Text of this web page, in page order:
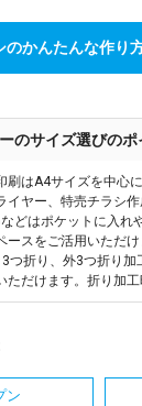
のかんたんな作り
のサイズ選びのポ
刷はA4サイズを中心
イヤー、特売チラシ
どはポケットに入れ
ースをご活用いただ
つ折り、外3つ折り
ただけます。折り加
ン